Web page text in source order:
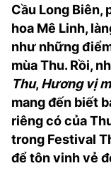
ẢNH
BÁO GIẤY
TRA CỨU PHƯỜNG
CỐNG HIẾN
BÙI XUÂN PHÁI
TIỆN ÍCH
Cầu Long Biên,
hoa Mê Linh,
như những
mùa Thu. Rồi,
Thu, Hương vị
mang đến biết
riêng có của
trong Festival
để tôn vinh vẻ